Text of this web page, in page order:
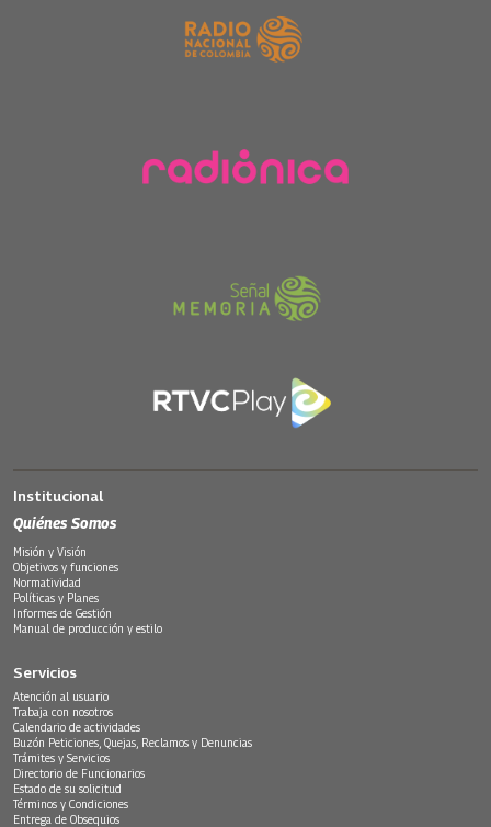
Institucional
Quiénes Somos
Misión y Visión
Objetivos y funciones
Normatividad
Políticas y Planes
Informes de Gestión
Manual de producción y estilo
Servicios
Atención al usuario
Trabaja con nosotros
Calendario de actividades
Buzón Peticiones, Quejas, Reclamos y Denuncias
Trámites y Servicios
Directorio de Funcionarios
Estado de su solicitud
Términos y Condiciones
Entrega de Obsequios